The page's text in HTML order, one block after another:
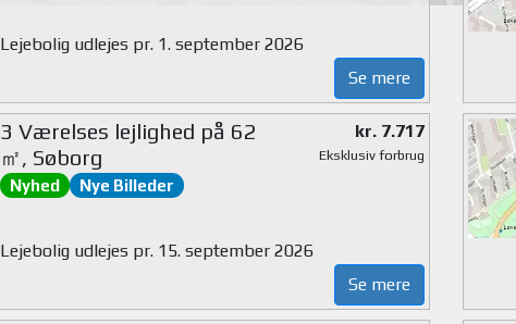
Lejebolig udlejes pr. 1. september 2026
Se mere
3 Værelses lejlighed på 62
㎡, Søborg
Nyhed Nye Billeder
kr. 7.717
Eksklusiv forbrug
Lejebolig udlejes pr. 15. september 2026
Se mere